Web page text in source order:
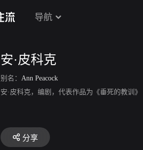
导航
安·皮科克
别名： Ann Peacock
安·皮科克，编剧，代表作品为《垂死的教训
分享